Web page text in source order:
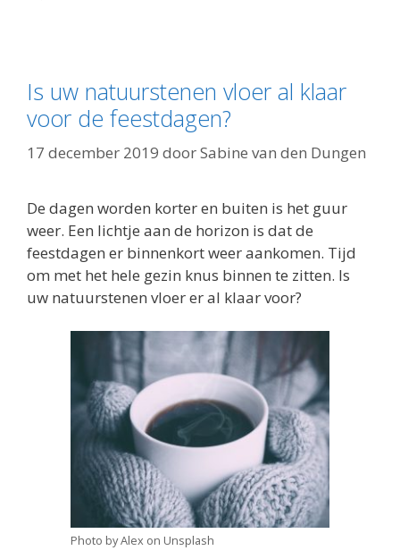
Is uw natuurstenen vloer al klaar
voor de feestdagen?
17 december 2019 doorSabine van den Dungen
De dagen worden korter en buiten is het guur
weer. Een lichtje aan de horizon is dat de
feestdagen er binnenkort weer aankomen. Tijd
om met het hele gezin knus binnen te zitten. Is
uw natuurstenen vloer er al klaar voor?
Photo by Alex on Unsplash